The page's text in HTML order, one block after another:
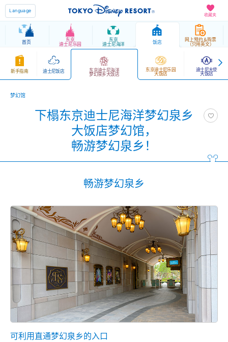
收藏夹
Language
首页 东京
迪士尼乐园
东京
迪士尼海洋 饭店 网上预约＆购票
（只用英文）
新手指南 迪士尼饭店 东京迪士尼海洋
梦幻泉乡大饭店
东京迪士尼乐园
大饭店
迪士尼大使
大饭店
梦幻馆
下榻东京迪士尼海洋梦幻泉乡
大饭店梦幻馆，
畅游梦幻泉乡！
畅游梦幻泉乡
可利用直通梦幻泉乡的入口